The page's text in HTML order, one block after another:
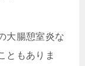
大腸憩室炎な
ともありま